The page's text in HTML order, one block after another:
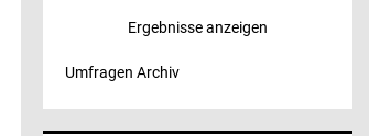
Ergebnisse anzeigen
Umfragen Archiv